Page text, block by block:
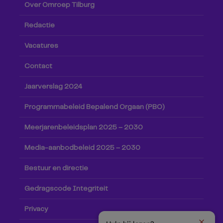
Over Omroep Tilburg
Redactie
Vacatures
Contact
Jaarverslag 2024
Programmabeleid Bepalend Orgaan (PBO)
Meerjarenbeleidsplan 2025 – 2030
Media-aanbodbeleid 2025 – 2030
Bestuur en directie
Gedragscode Integriteit
Privacy